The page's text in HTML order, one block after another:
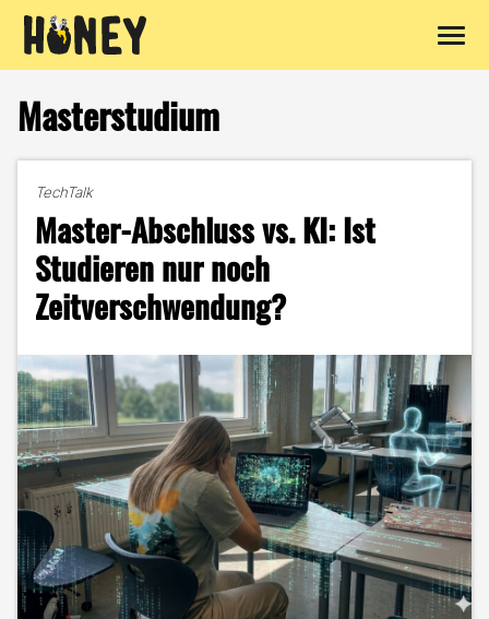
Inhalt
springen
Masterstudium
TechTalk
Master-Abschluss vs. KI: Ist
Studieren nur noch
Zeitverschwendung?